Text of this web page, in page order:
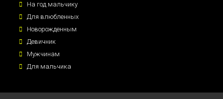
На год мальчику
Для влюбленных
Новорожденным
Девичник
Мужчинам
Для мальчика